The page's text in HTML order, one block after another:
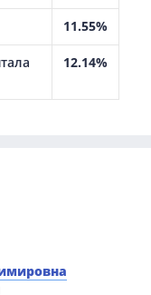
11.55%
12.14%